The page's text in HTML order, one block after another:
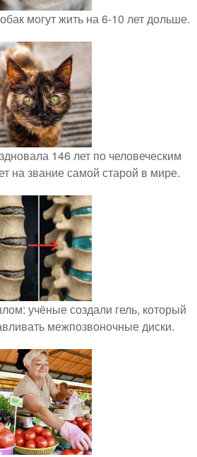
могут жить на 6-10 лет дольше.
146 лет по человеческим
на звание самой старой в мире.
учёные создали гель, который
межпозвоночные диски.